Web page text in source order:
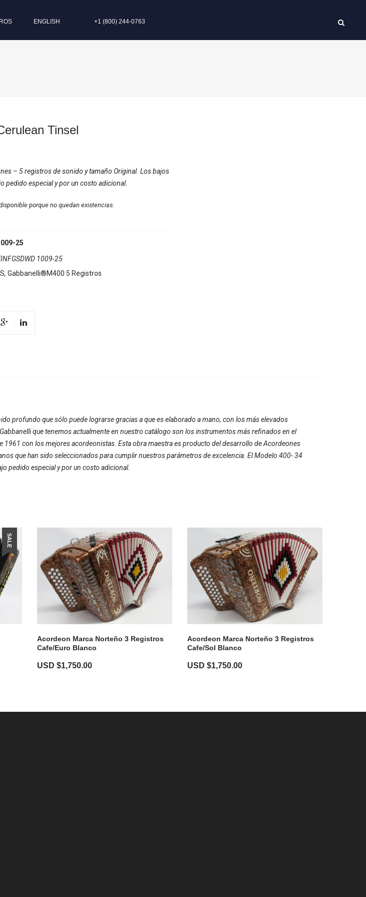
ENGLISH +1 (800) 244-0763
Tinsel
– 5 registros de sonido y tamaño Original. Los bajos
pedido especial y por un costo adicional.
porque no quedan existencias.
25
1009-25
, Gabbanelli®M400 5 Registros
profundo que sólo puede lograrse gracias a que es elaborado a mano, con los más elevados
que tenemos actualmente en nuestro catálogo son los instrumentos más refinados en el
con los mejores acordeonistas. Esta obra maestra es producto del desarrollo de Acordeones
que han sido seleccionados para cumplir nuestros parámetros de excelencia. El Modelo 400- 34
pedido especial y por un costo adicional.
SALE
Acordeon Marca Norteño 3 Registros
Cafe/Euro Blanco
USD $1,750.00
Acordeon Marca Norteño 3 Registros
Cafe/Sol Blanco
USD $1,750.00